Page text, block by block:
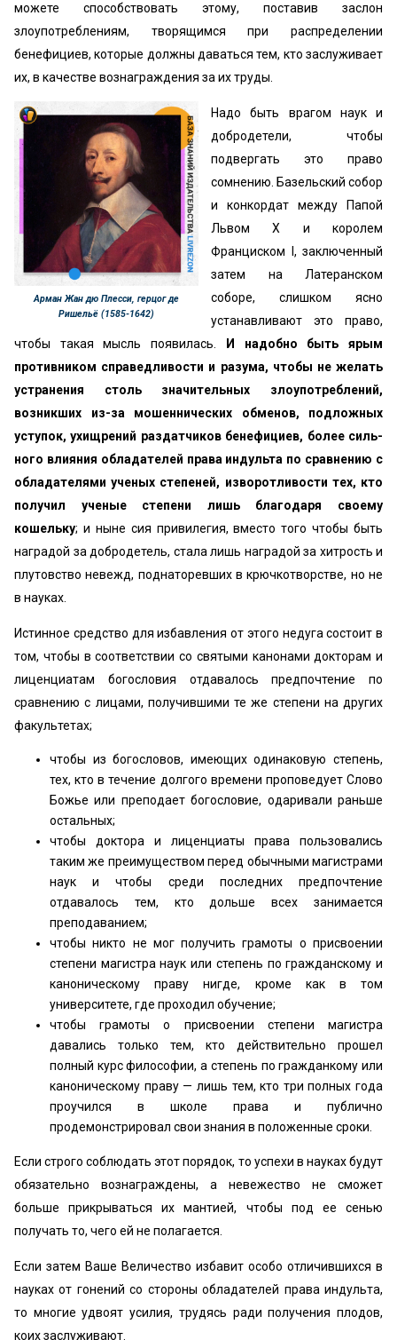
можете способствовать этому, поставив заслон
злоупотреблениям, творящимся при распределении
бенефициев, которые должны даваться тем, кто заслуживает
их, в качестве вознаграждения за их труды.
Арман Жан дю Плесси, герцог де
Ришельё (1585-1642)
Надо быть врагом наук и
добродетели, чтобы
подвергать это право
сомнению. Базельский собор
и конкордат между Папой
Львом X и королем
Франциском I, заключенный
затем на Латеранском
соборе, слишком ясно
устанавливают это право,
чтобы такая мысль появилась.
И надобно быть ярым
противником справедливости и разума, чтобы не желать
устранения столь значительных злоупотреблений,
возникших из-за мошеннических об­менов, подложных
уступок, ухищрений раздатчиков бенефициев, более силь­
ного влияния обладателей права индульта по сравнению с
обладателями ученых степеней, изворотливости тех, кто
получил ученые степени лишь благодаря своему
кошельку; и ныне сия привилегия, вместо того чтобы быть
наградой за добродетель, стала лишь наградой за хитрость и
плутовство не­вежд, поднаторевших в крючкотворстве, но не
в науках.
Истинное средство для избавления от этого недуга состоит в
том, что­бы в соответствии со святыми канонами докторам и
лиценциатам богословия отдавалось предпочтение по
сравнению с лицами, получившими те же степе­ни на других
факультетах;
чтобы из богословов, имеющих одинаковую степень,
тех, кто в тече­ние долгого времени проповедует Слово
Божье или преподает богословие, одаривали раньше
остальных;
чтобы доктора и лиценциаты права пользовались
таким же преиму­ществом перед обычными магистрами
наук и чтобы среди последних пред­почтение
отдавалось тем, кто дольше всех занимается
преподаванием;
чтобы никто не мог получить грамоты о присвоении
степени магист­ра наук или степень по гражданскому и
каноническому праву нигде, кроме как в том
университете, где проходил обучение;
чтобы грамоты о присвоении степени магистра
давались только тем, кто действительно прошел
полный курс философии, а степень по гражданкому или
каноническому праву — лишь тем, кто три полных года
проучился в школе права и публично
продемонстрировал свои знания в поло­женные сроки.
Если строго соблюдать этот порядок, то успехи в науках будут
обязательно вознагражде­ны, а невежество не сможет
больше прикрывать­ся их мантией, чтобы под ее сенью
получать то, чего ей не полагается.
Если затем Ваше Величество избавит особо отличившихся в
науках от гонений со сторо­ны обладателей права индульта,
то многие удвоят усилия, трудясь ради получения плодов,
коих заслуживают.